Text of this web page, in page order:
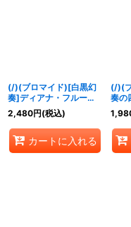
(/)(ブロマイド)[白黒幻
奏]ディアナ・フルール
【-】{D01-10}《》
2,480円(税込)
カートに入れる
(/)(
奏の
ンド
《》